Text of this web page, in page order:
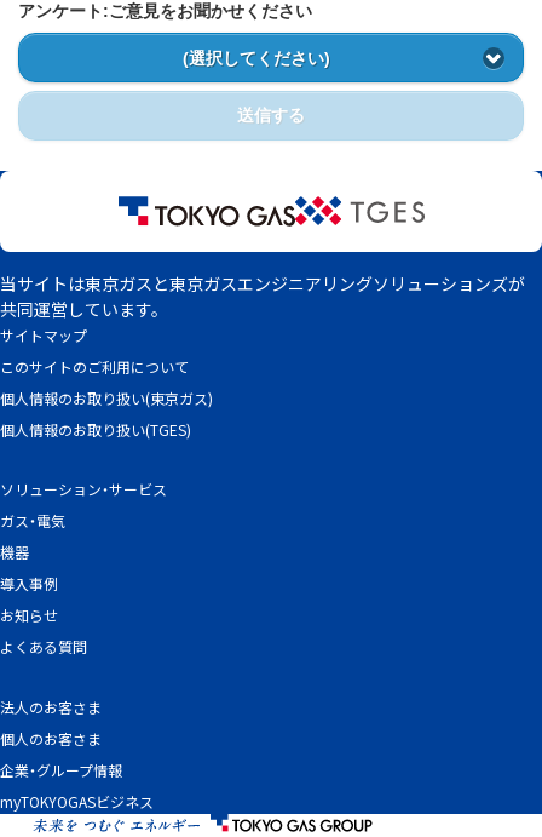
アンケート:ご意見をお聞かせください
(選択してください)
送信する
サイトマップ
このサイトのご利用について
個人情報のお取り扱い(東京ガス)
個人情報のお取り扱い(TGES)
ソリューション・サービス
ガス・電気
機器
導入事例
お知らせ
よくある質問
法人のお客さま
個人のお客さま
企業・グループ情報
myTOKYOGASビジネス
当サイトは東京ガスと東京ガスエンジニアリングソリューションズが
共同運営しています。